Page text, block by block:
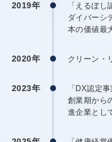
2019年
「えるぼ
ダイバーシ
本の価値最
2020年 クリーン・
2023年
「DX認定
創業期から
進企業とし